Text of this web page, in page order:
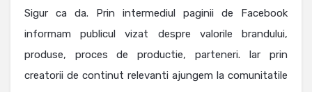
Sigur ca da. Prin intermediul paginii de Facebook
informam publicul vizat despre valorile brandului,
produse, proces de productie, parteneri. Iar prin
creatorii de continut relevanti ajungem la comunitatile